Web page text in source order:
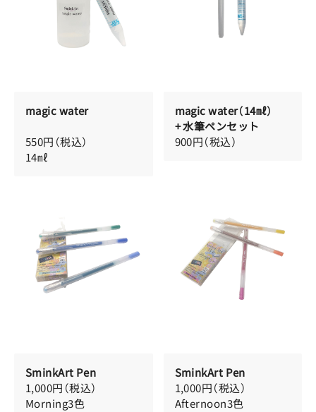
magic water
550円（税込）
14㎖
magic water（14㎖）
+ 水筆ペンセット
900円（税込）
SminkArt Pen
1,000円（税込）
Morning3色
SminkArt Pen
1,000円（税込）
Afternoon3色